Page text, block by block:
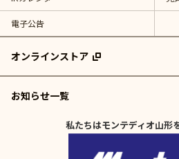
電子公告
オンラインストア
お知らせ一覧
私たちはモンテディオ山形